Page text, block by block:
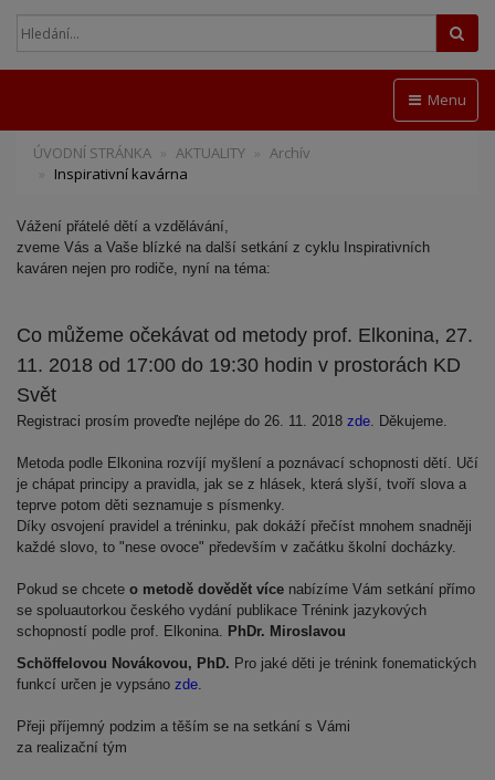
Menu
ÚVODNÍ STRÁNKA AKTUALITY
Archív
Inspirativní kavárna
Vážení přátelé dětí a vzdělávání,
zveme Vás a Vaše blízké na další setkání z cyklu Inspirativních
kaváren nejen pro rodiče, nyní na téma:
Co můžeme očekávat od metody prof. Elkonina, 27.
11. 2018 od 17:00 do 19:30 hodin v prostorách KD
Svět
Registraci prosím proveďte nejlépe do 26. 11. 2018 zde. Děkujeme.
Metoda podle Elkonina rozvíjí myšlení a poznávací schopnosti dětí. Učí
je chápat principy a pravidla, jak se z hlásek, která slyší, tvoří slova a
teprve potom děti seznamuje s písmenky.
Díky osvojení pravidel a tréninku, pak dokáží přečíst mnohem snadněji
každé slovo, to "nese ovoce" především v začátku školní docházky.
Pokud se chcete o metodě dovědět více nabízíme Vám setkání přímo
se spoluautorkou českého vydání publikace Trénink jazykových
schopností podle prof. Elkonina. PhDr. Miroslavou
Schöffelovou Novákovou, PhD. Pro jaké děti je trénink fonematických
funkcí určen je vypsáno zde.
Přeji příjemný podzim a těším se na setkání s Vámi
za realizační tým